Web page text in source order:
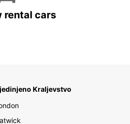
rental cars
Kraljevstvo